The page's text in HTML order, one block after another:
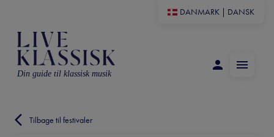
DANMARK DANSK
Din guide til klassisk musik
Tilbage til festivaler